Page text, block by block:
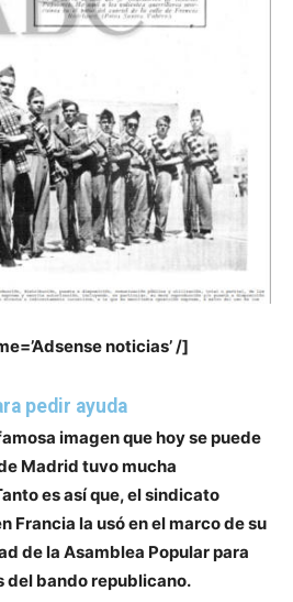
noticias’ /]
pedir ayuda
imagen que hoy se puede
Madrid tuvo mucha
es así que, el sindicato
Francia la usó en el marco de su
de la Asamblea Popularpara
del bando republicano.